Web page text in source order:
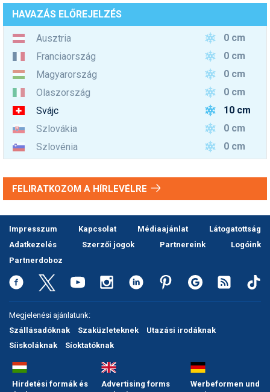
HAVAZÁS ELŐREJELZÉS
Ausztria
0 cm
Franciaország
0 cm
Magyarország
0 cm
Olaszország
0 cm
Svájc
10 cm
Szlovákia
0 cm
Szlovénia
0 cm
FELIRATKOZOM A HÍRLEVÉLRE
Impresszum Kapcsolat Médiaajánlat
Látogatottság
Adatkezelés
Szerzői jogok Partnereink
Logóink
Partnerdoboz
Megjelenési ajánlatunk:
Szállásadóknak
Szaküzleteknek
Utazási irodáknak
Síiskoláknak
Síoktatóknak
Hirdetési formák és
Advertising forms
Werbeformen und